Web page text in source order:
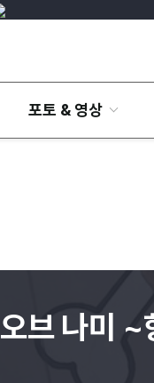
포토 & 영상
브 나미